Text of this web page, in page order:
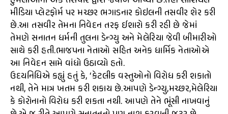
મીડિયા પ્લેટફોર્મ પર મચ્છર ભગાડનાર કોઇલની તસવીર શેર કરી
છે.આ તસવીર તેમના નિવેદન તરફ ઈશારો કરી રહી છે જેમાં
તેમણે સનાતન ધર્મની તુલના ડેન્ગ્યુ અને મેલેરિયા જેવી બીમારીઓ
સાથે કરી હતી.ભાજપના નેતાઓ સહિત અનેક ધાર્મિક નેતાઓએ
આ નિવેદન સામે વાંધો ઉઠાવ્યો હતો.
ઉદયનિધિએ કહ્યું હતું કે, ‘કેટલીક વસ્તુઓનો વિરોધ કરી શકાતો
નથી, તેને માત્ર ખતમ કરી શકાય છે.આપણે ડેન્ગ્યુ,મચ્છર,મેલેરિયા
કે કોરોનાનો વિરોધ કરી શકતા નથી. આપણે તેને ભૂંસી નાખવાનું